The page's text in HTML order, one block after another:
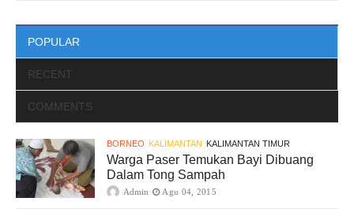
POPULAR
RECENT
COMMENTS
BORNEO KALIMANTAN KALIMANTAN TIMUR
Warga Paser Temukan Bayi Dibuang
Dalam Tong Sampah
Admin Agu 04, 2015